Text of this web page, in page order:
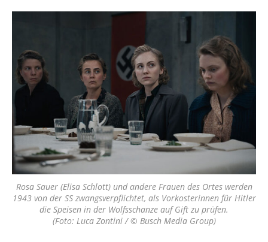
Rosa Sauer (Elisa Schlott) und andere Frauen des Ortes werden
1943 von der SS zwangsverpflichtet, als Vorkosterinnen für Hitler
die Speisen in der Wolfsschanze auf Gift zu prüfen.
(Foto: Luca Zontini / © Busch Media Group)